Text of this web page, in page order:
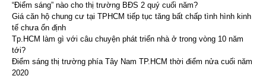
“Điểm sáng” nào cho thị trường BĐS 2 quý cuối năm?
Giá căn hộ chung cư tại TPHCM tiếp tục tăng bất chấp tình hình kinh
tế chưa ổn định
Tp.HCM làm gì với câu chuyện phát triển nhà ở trong vòng 10 năm
tới?
Điểm sáng thị trường phía Tây Nam TP.HCM thời điểm nửa cuối năm
2020